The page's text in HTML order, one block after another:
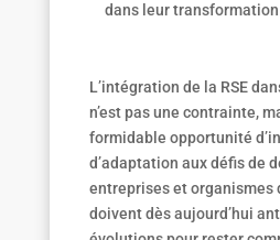
dans leur
L’intégration de la RSE
n’est pas une contrainte,
formidable opportunité
d’adaptation aux défis de
entreprises et organismes
doivent dès aujourd’hui